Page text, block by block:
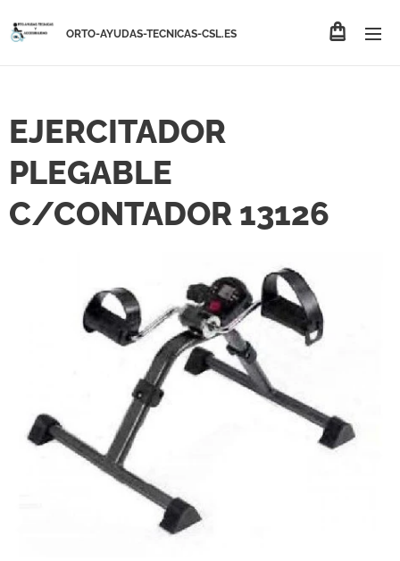
ORTO-AYUDAS-TECNICAS-CSL.ES
EJERCITADOR
PLEGABLE
C/CONTADOR 13126